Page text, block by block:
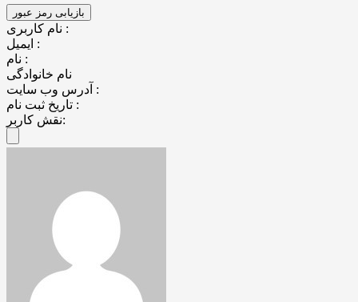
نام کاربری :
ایمیل :
نام :
نام خانوادگی
آدرس وب سایت :
تاریخ ثبت نام :
نقش کاربر: